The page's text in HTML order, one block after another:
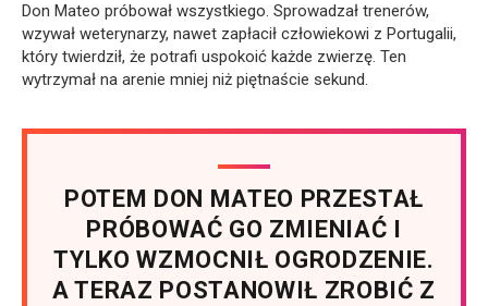
Don Mateo próbował wszystkiego. Sprowadzał trenerów,
wzywał weterynarzy, nawet zapłacił człowiekowi z Portugalii,
który twierdził, że potrafi uspokoić każde zwierzę. Ten
wytrzymał na arenie mniej niż piętnaście sekund.
POTEM DON MATEO PRZESTAŁ
PRÓBOWAĆ GO ZMIENIAĆ I
TYLKO WZMOCNIŁ OGRODZENIE.
A TERAZ POSTANOWIŁ ZROBIĆ Z